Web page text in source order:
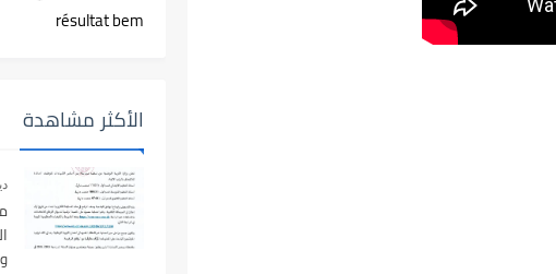
résultat bem
الأكثر مشاهدة